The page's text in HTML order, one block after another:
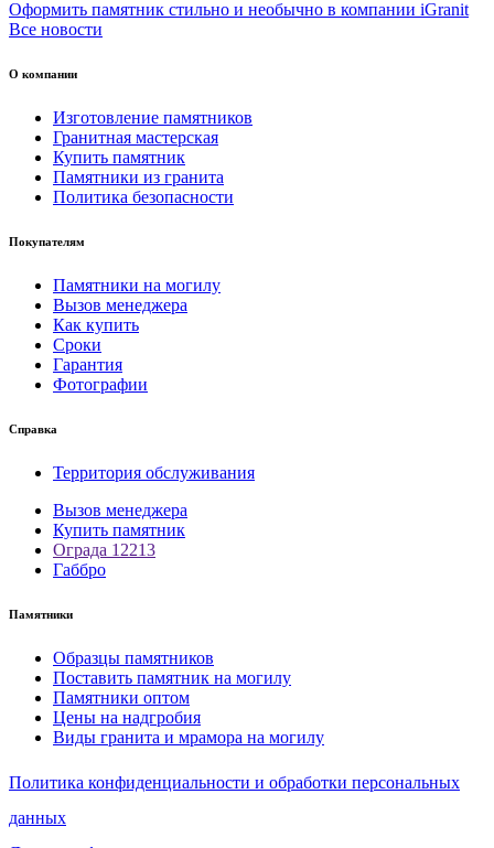
Оформить памятник стильно и необычно в компании iGranit
Все новости
О компании
Изготовление памятников
Гранитная мастерская
Купить памятник
Памятники из гранита
Политика безопасности
Покупателям
Памятники на могилу
Вызов менеджера
Как купить
Сроки
Гарантия
Фотографии
Справка
Территория обслуживания
Вызов менеджера
Купить памятник
Ограда 12213
Габбро
Памятники
Образцы памятников
Поставить памятник на могилу
Памятники оптом
Цены на надгробия
Виды гранита и мрамора на могилу
Политика конфиденциальности и обработки персональных
данных